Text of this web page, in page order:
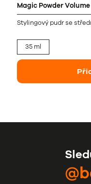
Magic Powder Volume
Stylingový pudr se
35 ml